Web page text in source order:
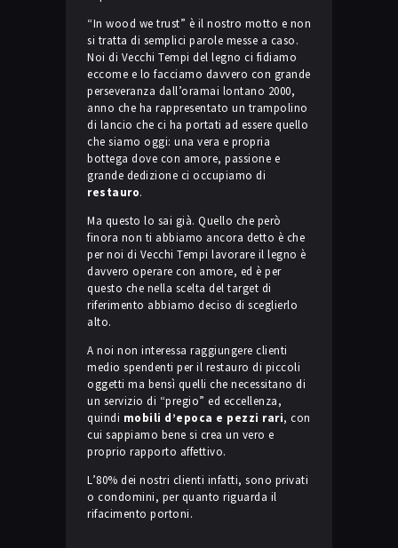
“In wood we trust” è il nostro motto e non
si tratta di semplici parole messe a caso.
Noi di Vecchi Tempi del legno ci fidiamo
eccome e lo facciamo davvero con grande
perseveranza dall’oramai lontano 2000,
anno che ha rappresentato un trampolino
di lancio che ci ha portati ad essere quello
che siamo oggi: una vera e propria
bottega dove con amore, passione e
grande dedizione ci occupiamo di
restauro.
Ma questo lo sai già. Quello che però
finora non ti abbiamo ancora detto è che
per noi di Vecchi Tempi lavorare il legno è
davvero operare con amore, ed è per
questo che nella scelta del target di
riferimento abbiamo deciso di sceglierlo
alto.
A noi non interessa raggiungere clienti
medio spendenti per il restauro di piccoli
oggetti ma bensì quelli che necessitano di
un servizio di “pregio” ed eccellenza,
quindi mobili d’epoca e pezzi rari, con
cui sappiamo bene si crea un vero e
proprio rapporto affettivo.
L’80% dei nostri clienti infatti, sono privati
o condomini, per quanto riguarda il
rifacimento portoni.